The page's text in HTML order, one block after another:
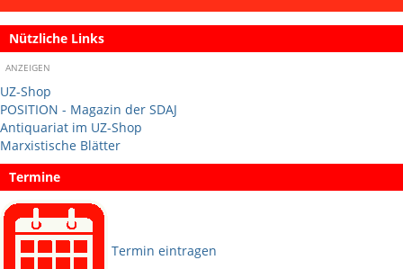
Nützliche Links
ANZEIGEN
UZ-Shop
POSITION - Magazin der SDAJ
Antiquariat im UZ-Shop
Marxistische Blätter
Termine
Termin eintragen